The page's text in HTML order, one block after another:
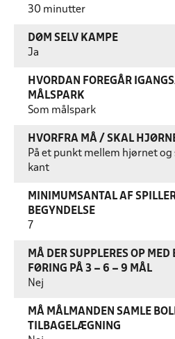
30 minutter
DØM SELV KAMPE
Ja
HVORDAN FOREGÅR
MÅLSPARK
Som målspark
HVORFRA MÅ / SKAL
På et punkt mellem hjørnet
kant
MINIMUMSANTAL AF
BEGYNDELSE
7
MÅ DER SUPPLERES OP MED
FØRING PÅ 3 – 6 – 9 MÅL
Nej
MÅ MÅLMANDEN SAMLE
TILBAGELÆGNING